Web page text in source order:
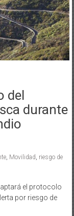
del
durante
, Movilidad riesgo de
el protocolo
por riesgo de